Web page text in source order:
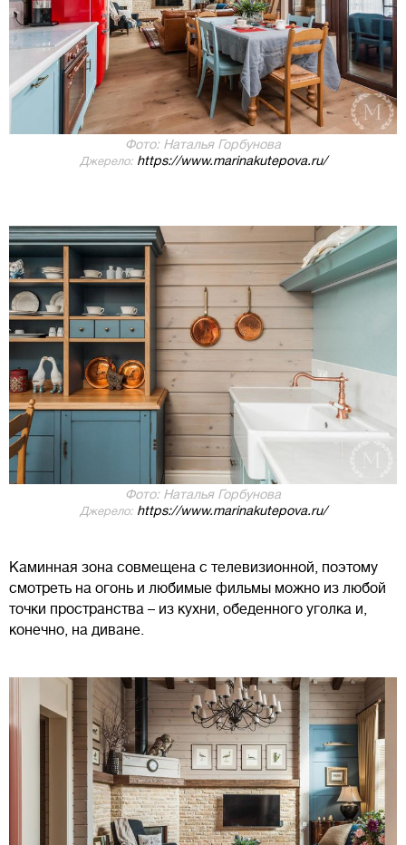
Фото: Наталья Горбунова
Джерело:https://www.marinakutepova.ru/
Фото: Наталья Горбунова
Джерело:https://www.marinakutepova.ru/
Каминная зона совмещена с телевизионной, поэтому
смотреть на огонь и любимые фильмы можно из любой
точки пространства – из кухни, обеденного уголка и,
конечно, на диване.